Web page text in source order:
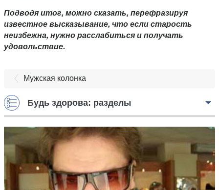
Подводя итог, можно сказать, перефразируя
известное высказывание, что если старость
неизбежна, нужно расслабиться и получать
удовольствие.
Мужская колонка
Будь здорова: разделы